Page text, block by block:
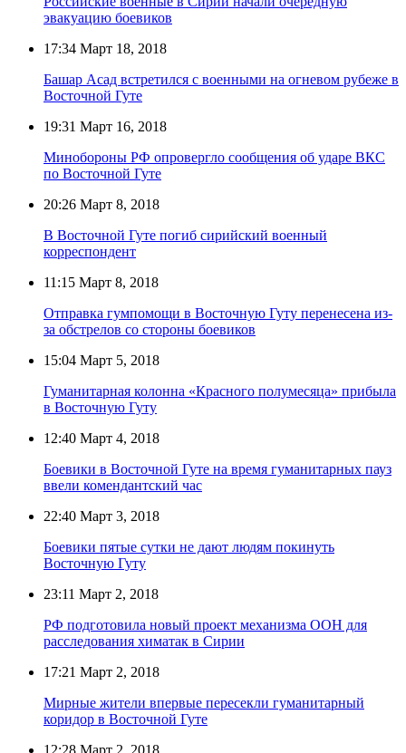
эвакуацию боевиков
17:34 Март 18, 2018
Башар Асад встретился с военными на огневом рубеже в
Восточной Гуте
19:31 Март 16, 2018
Минобороны РФ опровергло сообщения об ударе ВКС
по Восточной Гуте
20:26 Март 8, 2018
В Восточной Гуте погиб сирийский военный
корреспондент
11:15 Март 8, 2018
Отправка гумпомощи в Восточную Гуту перенесена из-
за обстрелов со стороны боевиков
15:04 Март 5, 2018
Гуманитарная колонна «Красного полумесяца» прибыла
в Восточную Гуту
12:40 Март 4, 2018
Боевики в Восточной Гуте на время гуманитарных пауз
ввели комендантский час
22:40 Март 3, 2018
Боевики пятые сутки не дают людям покинуть
Восточную Гуту
23:11 Март 2, 2018
РФ подготовила новый проект механизма ООН для
расследования химатак в Сирии
17:21 Март 2, 2018
Мирные жители впервые пересекли гуманитарный
коридор в Восточной Гуте
12:28 Март 2, 2018